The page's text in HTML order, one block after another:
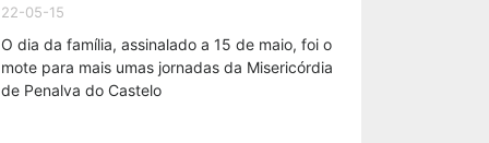
22-05-15
O dia da família, assinalado a 15 de maio, foi o
mote para mais umas jornadas da Misericórdia
de Penalva do Castelo